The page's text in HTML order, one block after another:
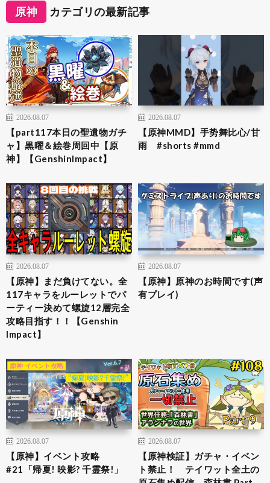
原神 カテゴリの最新記事
2026.08.07
【part117本日の聖遺物ガチ
ャ】黒曜＆絵巻周回中【原
神】【GenshinImpact】
2026.08.07
【原神MMD】手势舞比心/甘
雨 #shorts #mmd
2026.08.07
【原神】まだ負けてない。全
117キャラをルーレットでパ
ーティー決めて螺旋12層完全
攻略目指す！！【Genshin
Impact】
2026.08.07
【原神】原神のお時間です(声
有プレイ)
2026.08.07
【原神】イベント攻略
#21「帰夏! 映影? 千霊祭!」
2026.08.07
【原神検証】ガチャ・イベン
ト禁止！ テイワット全土の